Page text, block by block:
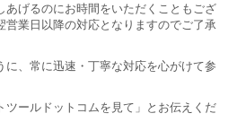
あげるのにお時間をいただくこともござ
営業日以降の対応となりますのでご了承
に、常に迅速・丁寧な対応を心がけて参
ツールドットコムを見て」とお伝えくだ